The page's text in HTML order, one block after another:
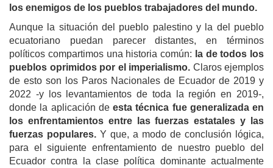
los enemigos de los pueblos trabajadores del mundo.
Aunque la situación del pueblo palestino y la del pueblo
ecuatoriano puedan parecer distantes, en términos
políticos compartimos una historia común: la de todos los
pueblos oprimidos por el imperialismo. Claros ejemplos
de esto son los Paros Nacionales de Ecuador de 2019 y
2022 -y los levantamientos de toda la región en 2019-,
donde la aplicación de esta técnica fue generalizada en
los enfrentamientos entre las fuerzas estatales y las
fuerzas populares. Y que, a modo de conclusión lógica,
para el siguiente enfrentamiento de nuestro pueblo del
Ecuador contra la clase política dominante actualmente